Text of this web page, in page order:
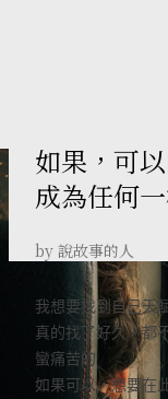
如果，可
成為任何
by 說故事的人
我想要找到自己天
真的找了好久，都
蠻痛苦的
如果可以，想要在